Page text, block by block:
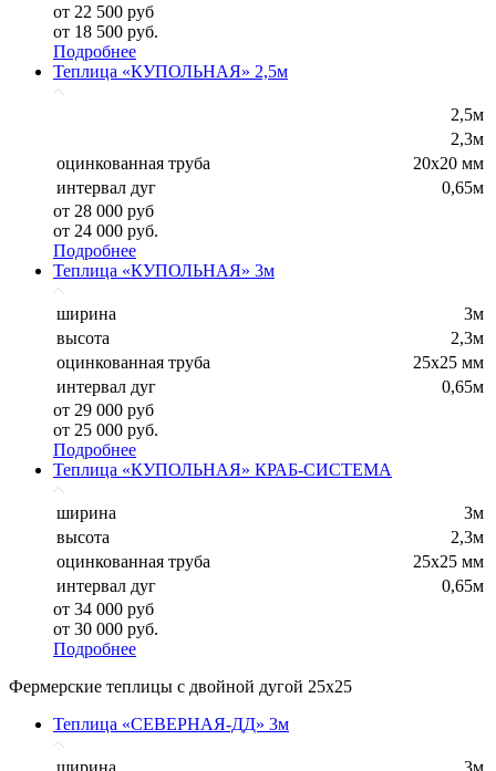
от 22 500 руб
от 18 500 руб.
Подробнее
Теплица «КУПОЛЬНАЯ» 2,5м
2,5м
2,3м
оцинкованная труба
20х20 мм
интервал дуг
0,65м
от 28 000 руб
от 24 000 руб.
Подробнее
Теплица «КУПОЛЬНАЯ» 3м
ширина
3м
высота
2,3м
оцинкованная труба
25х25 мм
интервал дуг
0,65м
от 29 000 руб
от 25 000 руб.
Подробнее
Теплица «КУПОЛЬНАЯ» КРАБ-СИСТЕМА
ширина
3м
высота
2,3м
оцинкованная труба
25х25 мм
интервал дуг
0,65м
от 34 000 руб
от 30 000 руб.
Подробнее
Фермерские теплицы с двойной дугой 25x25
Теплица «СЕВЕРНАЯ-ДД» 3м